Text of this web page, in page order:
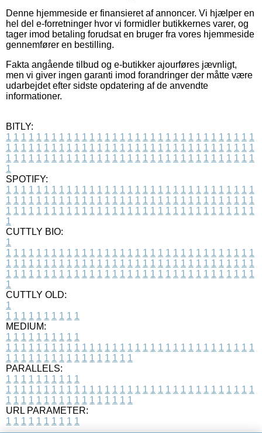
Denne hjemmeside er finansieret af annoncer. Vi hjælper en
hel del e-forretninger hvor vi formidler butikkernes varer, og
tager imod betaling forudsat en bruger fra vores hjemmeside
gennemfører en bestilling.
Fakta angående tilbud og e-butikker ajourføres jævnligt,
men vi giver ingen garanti imod forandringer der måtte være
udarbejdet efter sidste opdatering af de anvendte
informationer.
BITLY:
1 1 1 1 1 1 1 1 1 1 1 1 1 1 1 1 1 1 1 1 1 1 1 1 1 1 1 1 1 1 1 1 1
1 1 1 1 1 1 1 1 1 1 1 1 1 1 1 1 1 1 1 1 1 1 1 1 1 1 1 1 1 1 1 1 1
1 1 1 1 1 1 1 1 1 1 1 1 1 1 1 1 1 1 1 1 1 1 1 1 1 1 1 1 1 1 1 1 1
1
SPOTIFY:
1 1 1 1 1 1 1 1 1 1 1 1 1 1 1 1 1 1 1 1 1 1 1 1 1 1 1 1 1 1 1 1 1
1 1 1 1 1 1 1 1 1 1 1 1 1 1 1 1 1 1 1 1 1 1 1 1 1 1 1 1 1 1 1 1 1
1 1 1 1 1 1 1 1 1 1 1 1 1 1 1 1 1 1 1 1 1 1 1 1 1 1 1 1 1 1 1 1 1
1
CUTTLY BIO:
1
1 1 1 1 1 1 1 1 1 1 1 1 1 1 1 1 1 1 1 1 1 1 1 1 1 1 1 1 1 1 1 1 1
1 1 1 1 1 1 1 1 1 1 1 1 1 1 1 1 1 1 1 1 1 1 1 1 1 1 1 1 1 1 1 1 1
1 1 1 1 1 1 1 1 1 1 1 1 1 1 1 1 1 1 1 1 1 1 1 1 1 1 1 1 1 1 1 1 1
1
CUTTLY OLD:
1
1 1 1 1 1 1 1 1 1 1
MEDIUM:
1 1 1 1 1 1 1 1 1 1
1 1 1 1 1 1 1 1 1 1 1 1 1 1 1 1 1 1 1 1 1 1 1 1 1 1 1 1 1 1 1 1 1
1 1 1 1 1 1 1 1 1 1 1 1 1 1 1 1 1
PARALLELS:
1 1 1 1 1 1 1 1 1 1
1 1 1 1 1 1 1 1 1 1 1 1 1 1 1 1 1 1 1 1 1 1 1 1 1 1 1 1 1 1 1 1 1
1 1 1 1 1 1 1 1 1 1 1 1 1 1 1 1 1
URL PARAMETER:
1 1 1 1 1 1 1 1 1 1